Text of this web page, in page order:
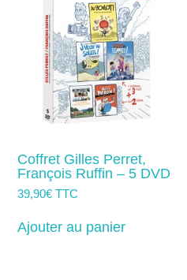
Coffret Gilles Perret,
François Ruffin – 5 DVD
39,90€ TTC
Ajouter au panier